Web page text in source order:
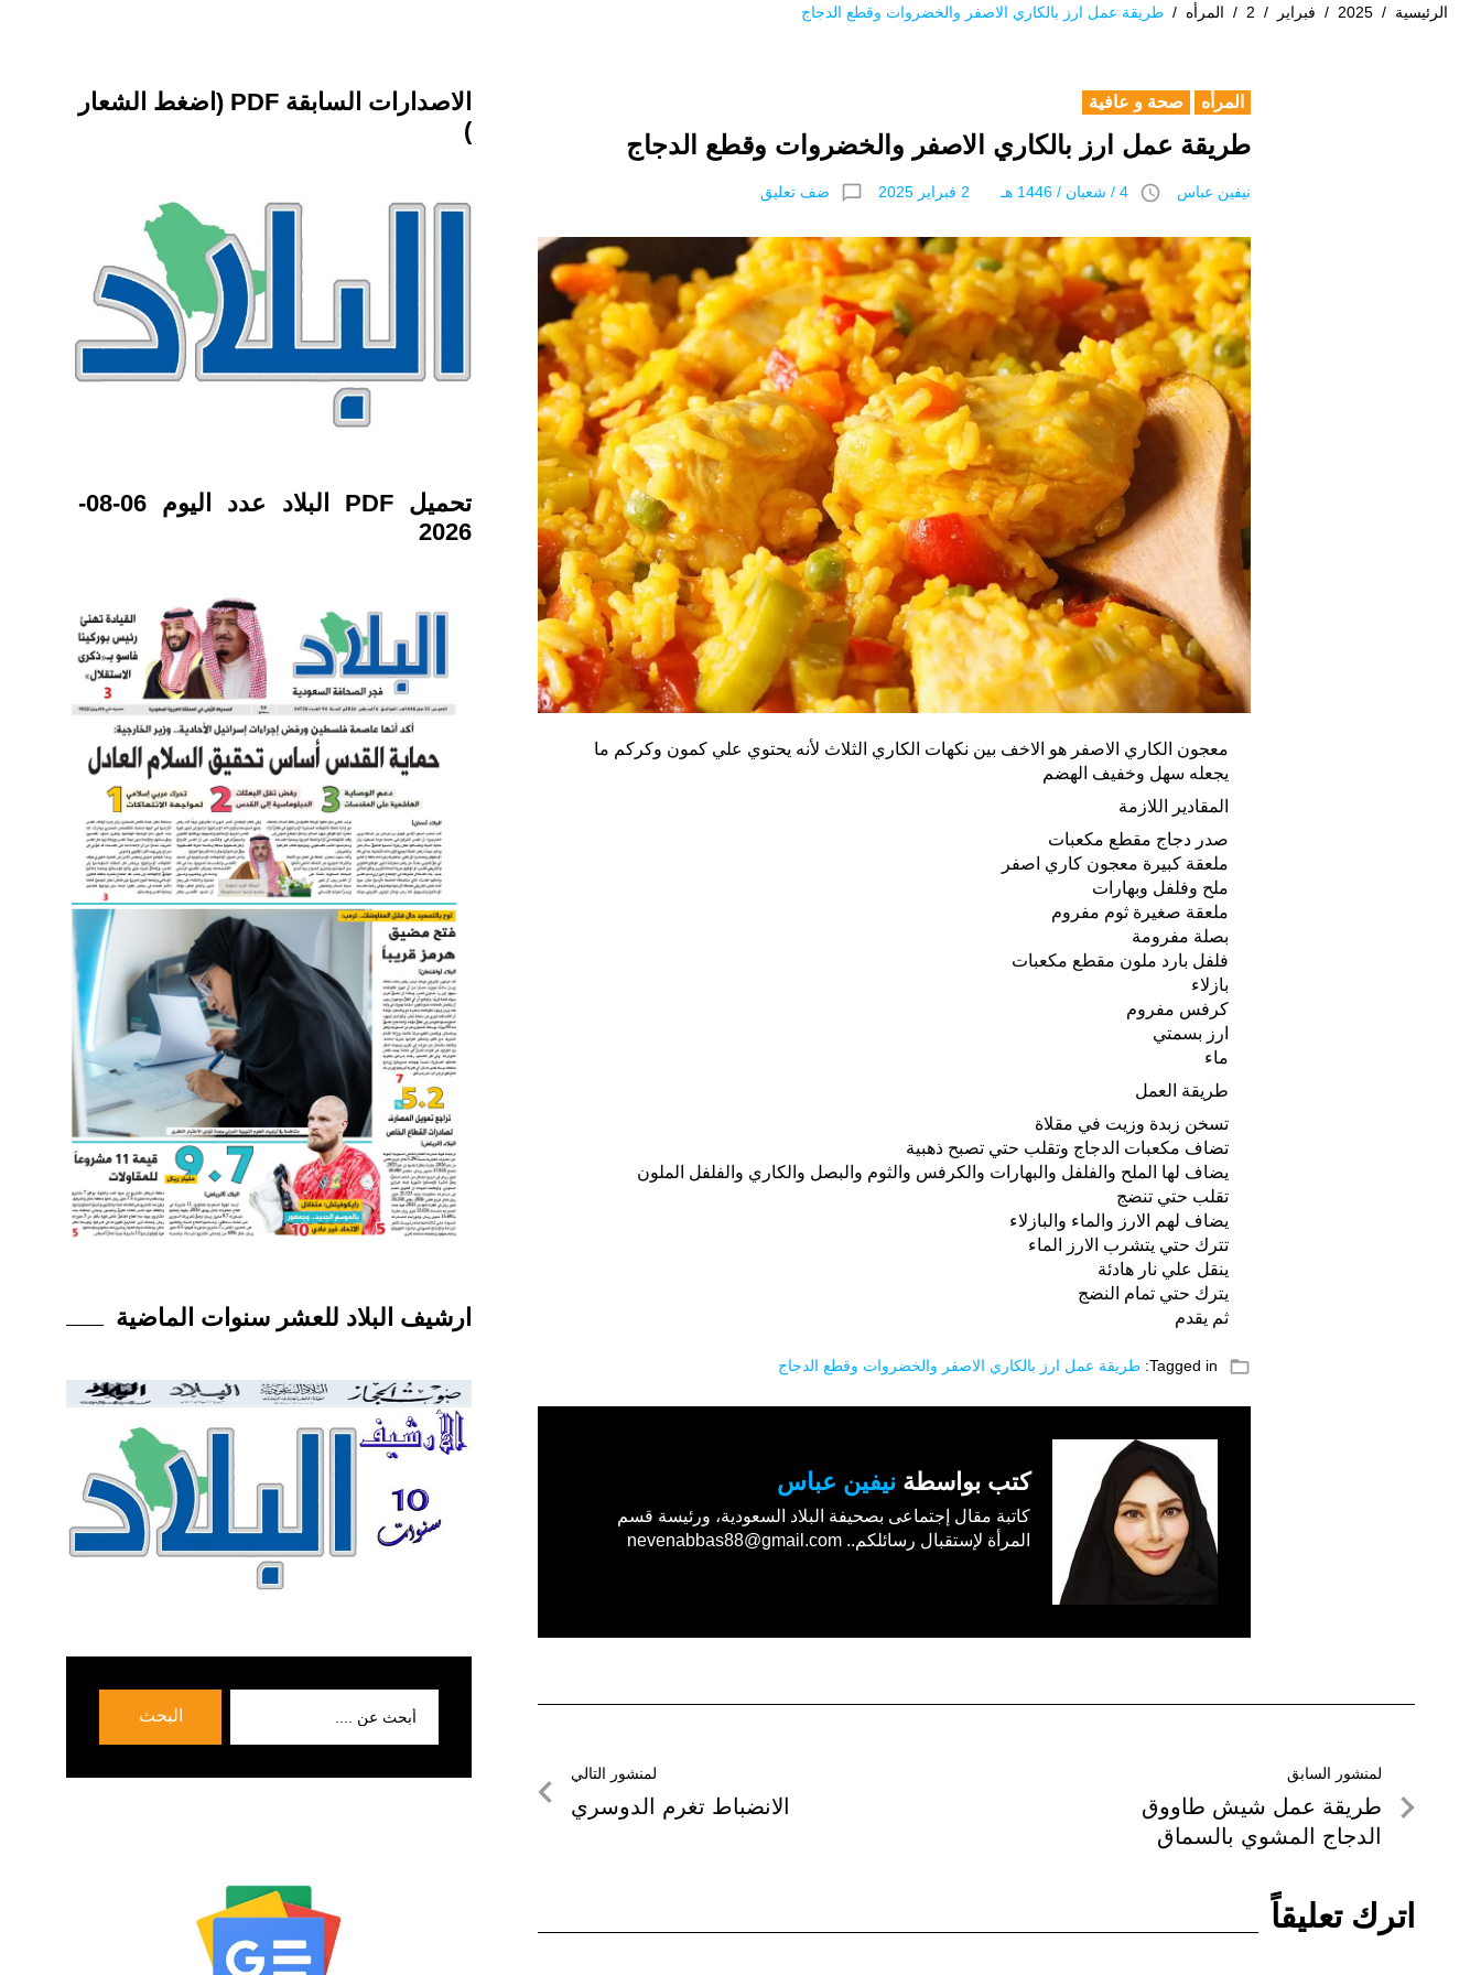
الرئيسية /
2025
/ فبراير /
2
/ المرأه / طريقة عمل ارز بالكاري الاصفر والخضروات وقطع الدجاج
المرأه صحة و عافية
طريقة عمل ارز بالكاري الاصفر والخضروات وقطع الدجاج
نيفين عباس access_time 4 / شعبان / 1446 هـ 2 فبراير 2025 chat_bubble_outline ضف تعليق
معجون الكاري الاصفر هو الاخف بين نكهات الكاري الثلاث لأنه يحتوي علي كمون وكركم ما
يجعله سهل وخفيف الهضم
المقادير اللازمة
صدر دجاج مقطع مكعبات
ملعقة كبيرة معجون كاري اصفر
ملح وفلفل وبهارات
ملعقة صغيرة ثوم مفروم
بصلة مفرومة
فلفل بارد ملون مقطع مكعبات
بازلاء
كرفس مفروم
ارز بسمتي
ماء
طريقة العمل
تسخن زبدة وزيت في مقلاة
تضاف مكعبات الدجاج وتقلب حتي تصبح ذهبية
يضاف لها الملح والفلفل والبهارات والكرفس والثوم والبصل والكاري والفلفل الملون
تقلب حتي تنضج
يضاف لهم الارز والماء والبازلاء
تترك حتي يتشرب الارز الماء
ينقل علي نار هادئة
يترك حتي تمام النضج
ثم يقدم
folder_open
Tagged in: طريقة عمل ارز بالكاري الاصفر والخضروات وقطع الدجاج
كتب بواسطة نيفين عباس
كاتبة مقال إجتماعى بصحيفة البلاد السعودية، ورئيسة قسم
المرأة لإستقبال رسائلكم.. nevenabbas88@gmail.com
تصفّح
المقالات
لمنشور السابق
لمنشور
السابق
طريقة عمل شيش طاووق
الدجاج المشوي بالسماق
لمنشور التالي
لمنشور
الانضباط تغرم الدوسري
اترك تعليقاً
الاصدارات السابقة PDF (اضغط الشعار
)
تحميل PDF البلاد عدد اليوم 06-08-
2026
ارشيف البلاد للعشر سنوات الماضية
البحث